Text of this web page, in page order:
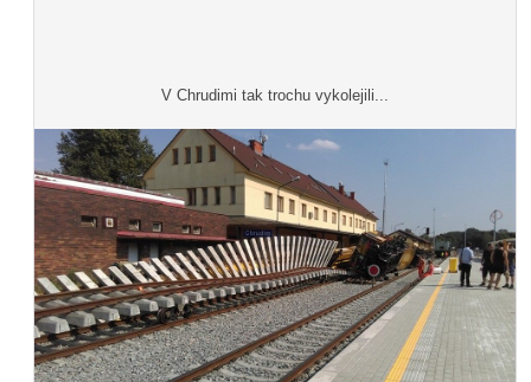
V Chrudimi tak trochu vykolejili...